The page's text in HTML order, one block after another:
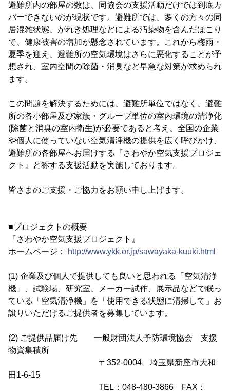
避難所内の部屋の数は、同協会の支援活動だけでは到底カ
バーできないのが現状です。避難所では、多くの方々の同
居混雑状態、がれき処理などによる汚染物を含んだほこり
で、健康被害の増加が懸念されています。これから梅雨・
夏季を迎え、避難所の空気環境はさらに悪化することが予
想され、室内空間の除菌・消臭など早急な対策が求められ
ます。
この問題を解決するためには、避難所単位ではなく、避難
所の各小部屋及び家族・グループ単位の室内環境の清浄化
(除菌と消臭の室内衛生)が必要であると考え、全国の企業
や個人に使っていない空気清浄機の提供を広く呼びかけ、
避難所の各部屋へお届けする『さわやか空気支援プロジェ
クト』と称する支援活動を実施しております。
皆さまのご支援・ご協力をお願い申し上げます。
■プロジェクトの概要
『さわやか空気支援プロジェクト』
ホームページ：
http://www.ykk.or.jp/sawayaka-kuuki.html
(1) 企業及び個人で提供しても良いと思われる「空気清浄
機」、試験場、研究室、メーカー試作、展示品などで眠っ
ている「空気清浄機」を「使用できる状態に清掃して」お
譲りいただけるご提供者を募集しています。
(2) ご提供品届け先 一般財団法人予防環境協会 支援
物資集積所
〒352-0004 埼玉県新座市大和
田1-6-15
TEL：048-480-3866 FAX：